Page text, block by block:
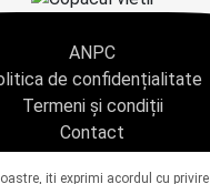
ANPC
de confidențialitate
Termeni și condiții
Contact
CONDOLEANTE.RO SRL -
iti exprimi acordul cu